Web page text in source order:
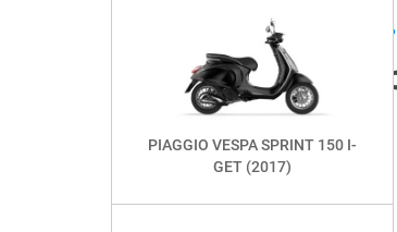
Kredit Motor
Piaggio Vespa
PIAGGIO VESPA SPRINT 150 I-
GET (2017)